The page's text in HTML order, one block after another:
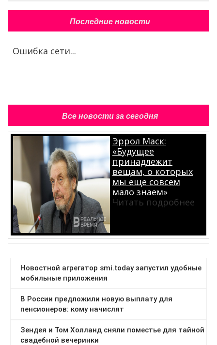
Последние новости
Ошибка сети...
Все новости за сегодня
Эррол Маск:
«Будущее
принадлежит
вещам, о которых
мы еще совсем
мало знаем»
Читать подробнее